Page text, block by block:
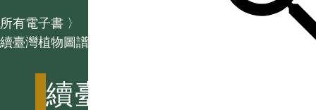
所有電子書 〉
續臺灣植物圖譜
續臺灣植物圖譜